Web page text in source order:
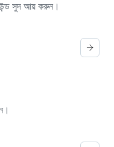
সুদ আয় করুন।